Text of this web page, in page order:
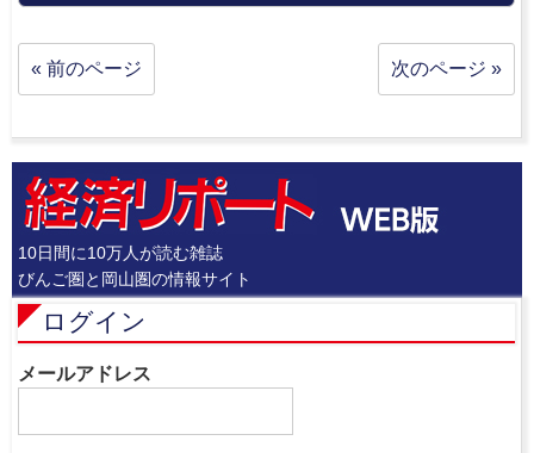
« 前のページ 次のページ »
10日間に10万人が読む雑誌
びんご圏と岡山圏の情報サイト
ログイン
メールアドレス